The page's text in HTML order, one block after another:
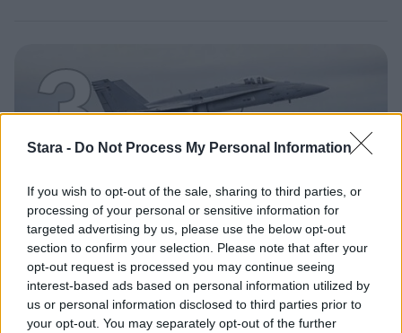
Stara - Do Not Process My Personal Information
If you wish to opt-out of the sale, sharing to third parties, or
processing of your personal or sensitive information for
targeted advertising by us, please use the below opt-out
section to confirm your selection. Please note that after your
opt-out request is processed you may continue seeing
interest-based ads based on personal information utilized by
us or personal information disclosed to third parties prior to
your opt-out. You may separately opt-out of the further
3
UUTISET
F/A-18 Hornet jyrähtää ylilennolle
Jyväskylässä – katuja suljetaan